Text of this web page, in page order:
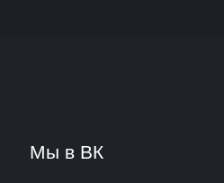
Мы в ВК